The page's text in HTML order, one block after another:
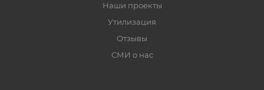
Наши проекты
Утилизация
Отзывы
СМИ о нас